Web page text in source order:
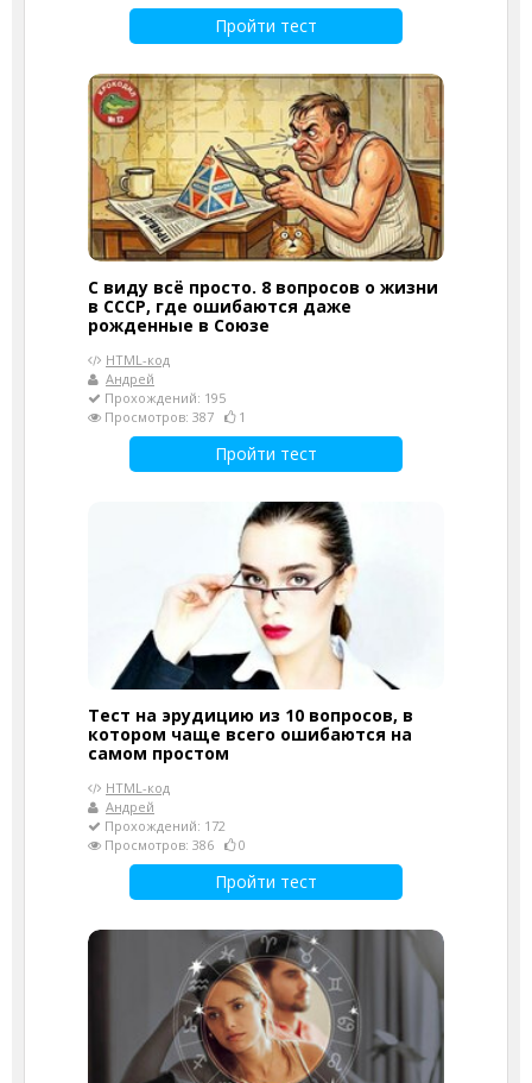
Пройти тест
С виду всё просто. 8 вопросов о жизни
в СССР, где ошибаются даже
рожденные в Союзе
HTML-код
Андрей
Прохождений: 195
Просмотров: 387
1
Пройти тест
Тест на эрудицию из 10 вопросов, в
котором чаще всего ошибаются на
самом простом
HTML-код
Андрей
Прохождений: 172
Просмотров: 386
0
Пройти тест